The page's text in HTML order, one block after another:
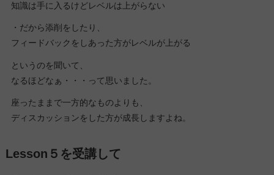
知識は手に入るけどレベルは上がらない
・だから添削をしたり、
フィードバックをしあった方がレベルが上がる
というのを聞いて、
なるほどなぁ・・・って思いました。
座ったままで一方的なものよりも、
ディスカッションをした方が成長しますよね。
Lesson５ を受講して